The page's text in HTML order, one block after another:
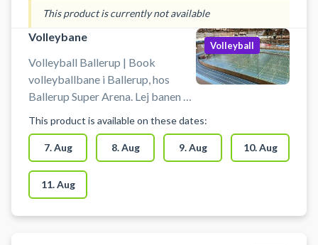
beachvolley udendørs i Ballerup.
Der er gode parkeringsmuligheder
tæt ved banerne i Ballerup.
Medbring selv bolde.
This product is currently not available
Volleybane
Volleyball Ballerup | Book
volleyballbane i Ballerup, hos
Ballerup Super Arena. Lej banen og
Medbring selv bold ved booking
af volleyballbane i arenaen i
Ballerup. Gratis parkeringspladser
foran arenaen i Ballerup.
Omklædning & badefaciliteter er
til rådighed ved din booking af
Volleyball
This product is available on these dates:
7. Aug 8. Aug 9. Aug 10. Aug
11. Aug